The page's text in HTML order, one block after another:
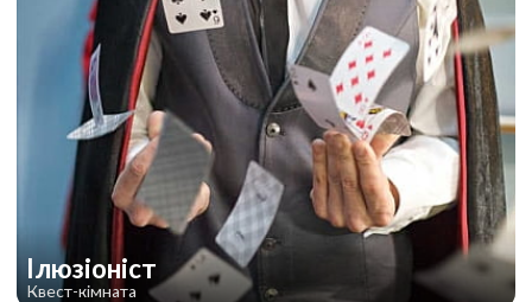
Ілюзіоніст
Квест-кімната